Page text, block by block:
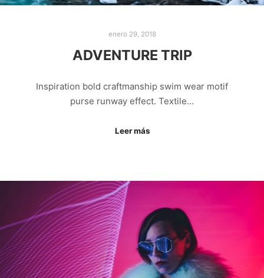
enero 29, 2018
ADVENTURE TRIP
Inspiration bold craftmanship swim wear motif
purse runway effect. Textile…
Leer más